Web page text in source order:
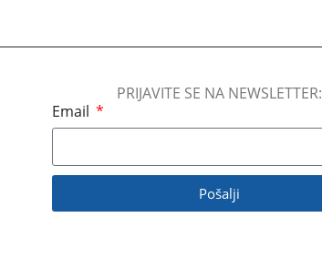
PRIJAVITE SE NA NEWSLETTER:
Email
Pošalji